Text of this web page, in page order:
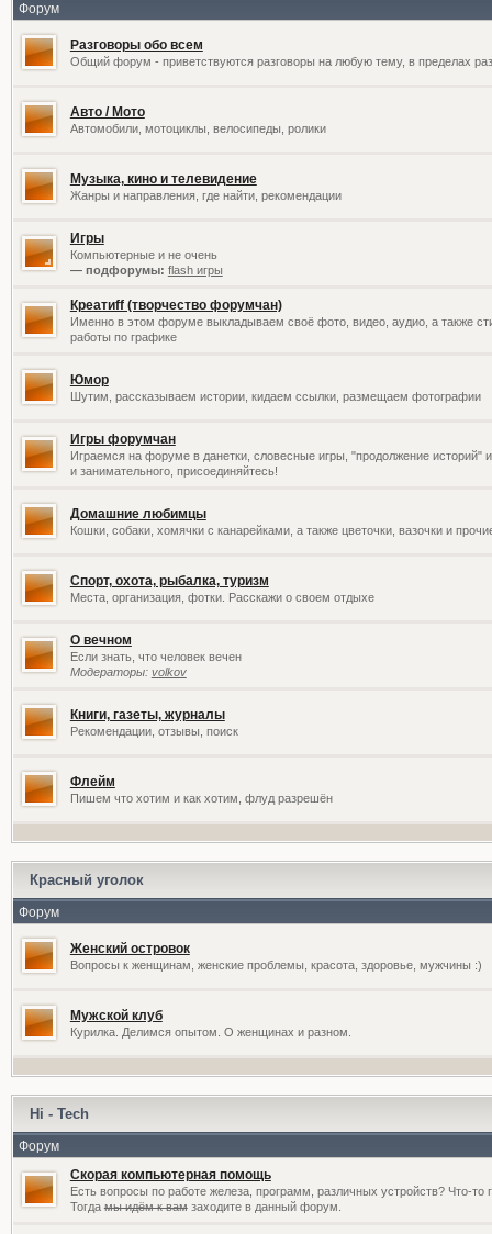
Форум
Разговоры обо всем
Общий форум - приветствуются разговоры на любую тему, в пределах
Авто / Мото
Автомобили, мотоциклы, велосипеды, ролики
Музыка, кино и телевидение
Жанры и направления, где найти, рекомендации
Игры
Компьютерные и не очень
— подфорумы: flash игры
Креатиff (творчество форумчан)
Именно в этом форуме выкладываем своё фото, видео, аудио, а также
работы по графике
Юмор
Шутим, рассказываем истории, кидаем ссылки, размещаем фотографии
Игры форумчан
Играемся на форуме в данетки, словесные игры, "продолжение историй"
и занимательного, присоединяйтесь!
Домашние любимцы
Кошки, собаки, хомячки с канарейками, а также цветочки, вазочки и
Спорт, охота, рыбалка, туризм
Места, организация, фотки. Расскажи о своем отдыхе
О вечном
Если знать, что человек вечен
Модераторы: volkov
Книги, газеты, журналы
Рекомендации, отзывы, поиск
Флейм
Пишем что хотим и как хотим, флуд разрешён
Красный уголок
Форум
Женский островок
Вопросы к женщинам, женские проблемы, красота, здоровье, мужчины :)
Мужской клуб
Курилка. Делимся опытом. О женщинах и разном.
Hi - Tech
Форум
Скорая компьютерная помощь
Есть вопросы по работе железа, программ, различных устройств? Что-то
Тогдамы идём к вамзаходите в данный форум.